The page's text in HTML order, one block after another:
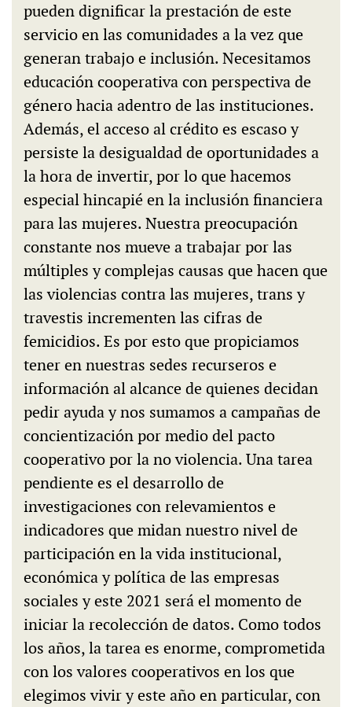
pueden dignificar la prestación de este
servicio en las comunidades a la vez que
generan trabajo e inclusión. Necesitamos
educación cooperativa con perspectiva de
género hacia adentro de las instituciones.
Además, el acceso al crédito es escaso y
persiste la desigualdad de oportunidades a
la hora de invertir, por lo que hacemos
especial hincapié en la inclusión financiera
para las mujeres. Nuestra preocupación
constante nos mueve a trabajar por las
múltiples y complejas causas que hacen que
las violencias contra las mujeres, trans y
travestis incrementen las cifras de
femicidios. Es por esto que propiciamos
tener en nuestras sedes recurseros e
información al alcance de quienes decidan
pedir ayuda y nos sumamos a campañas de
concientización por medio del pacto
cooperativo por la no violencia. Una tarea
pendiente es el desarrollo de
investigaciones con relevamientos e
indicadores que midan nuestro nivel de
participación en la vida institucional,
económica y política de las empresas
sociales y este 2021 será el momento de
iniciar la recolección de datos. Como todos
los años, la tarea es enorme, comprometida
con los valores cooperativos en los que
elegimos vivir y este año en particular, con